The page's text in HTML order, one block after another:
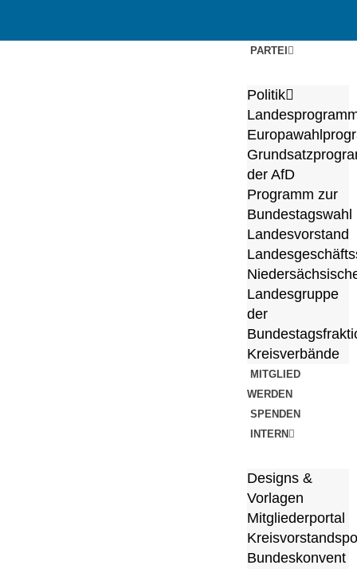
Zum
PARTEI
Politik
der AfD
Programm zur
Bundestagswahl
Landesvorstand
Landesgruppe
der
Kreisverbände
MITGLIED
WERDEN
SPENDEN
INTERN
Designs &
Vorlagen
Mitgliederportal
Bundeskonvent